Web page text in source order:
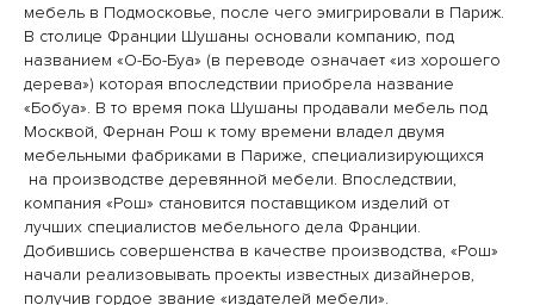
мебель в Подмосковье, после чего эмигрировали в Париж.
В столице Франции Шушаны основали компанию, под
названием «О-Бо-Буа» (в переводе означает «из хорошего
дерева») которая впоследствии приобрела название
«Бобуа». В то время пока Шушаны продавали мебель под
Москвой, Фернан Рош к тому времени владел двумя
мебельными фабриками в Париже, специализирующихся
на производстве деревянной мебели. Впоследствии,
компания «Рош» становится поставщиком изделий от
лучших специалистов мебельного дела Франции.
Добившись совершенства в качестве производства, «Рош»
начали реализовывать проекты известных дизайнеров,
получив гордое звание «издателей мебели».